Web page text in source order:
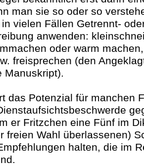
man sie so oder so
vielen Fällen Getrennt-
anwenden:
oder warm
freisprechen (den
Manuskript).
das Potenzial für manchen
er Fritzchen eine Fünf im
freien Wahl überlassenen)
halten, die im